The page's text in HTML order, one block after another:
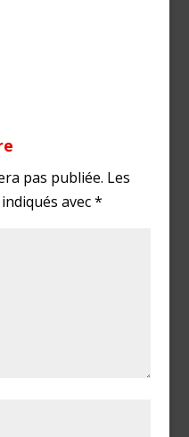
pas publiée. Les
avec*